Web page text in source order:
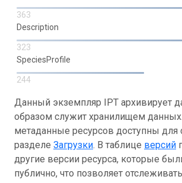
363
Description
323
SpeciesProfile
244
Данный экземпляр IPT архивирует
образом служит хранилищем
метаданные ресурсов доступны для
разделе Загрузки. В таблице версий
другие версии ресурса, которые
публично, что позволяет